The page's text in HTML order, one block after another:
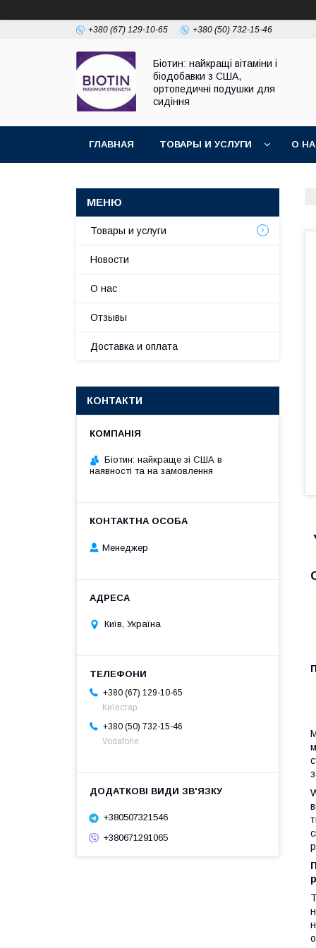
+380 (67) 129-10-65 +380 (50) 732-15-46
Біотин: найкращі вітаміни і
біодобавки з США,
ортопедичні подушки для
сидіння
ГЛАВНАЯ ТОВАРЫ И УСЛУГИ О
Товары и услуги
Новости
О нас
Отзывы
Доставка и оплата
КОНТАКТИ
Біотин: найкраще зі США в
наявності та на замовлення
Менеджер
Київ, Україна
+380 (67) 129-10-65
Київстар
+380 (50) 732-15-46
Vodafone
+380507321546
+380671291065